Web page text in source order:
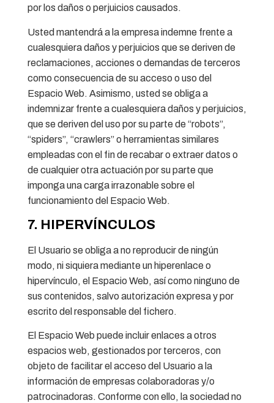
por los daños o perjuicios causados.
Usted mantendrá a la empresa indemne frente a
cualesquiera daños y perjuicios que se deriven de
reclamaciones, acciones o demandas de terceros
como consecuencia de su acceso o uso del
Espacio Web. Asimismo, usted se obliga a
indemnizar frente a cualesquiera daños y perjuicios,
que se deriven del uso por su parte de “robots”,
“spiders”, “crawlers” o herramientas similares
empleadas con el fin de recabar o extraer datos o
de cualquier otra actuación por su parte que
imponga una carga irrazonable sobre el
funcionamiento del Espacio Web.
7. HIPERVÍNCULOS
El Usuario se obliga a no reproducir de ningún
modo, ni siquiera mediante un hiperenlace o
hipervínculo, el Espacio Web, así como ninguno de
sus contenidos, salvo autorización expresa y por
escrito del responsable del fichero.
El Espacio Web puede incluir enlaces a otros
espacios web, gestionados por terceros, con
objeto de facilitar el acceso del Usuario a la
información de empresas colaboradoras y/o
patrocinadoras. Conforme con ello, la sociedad no